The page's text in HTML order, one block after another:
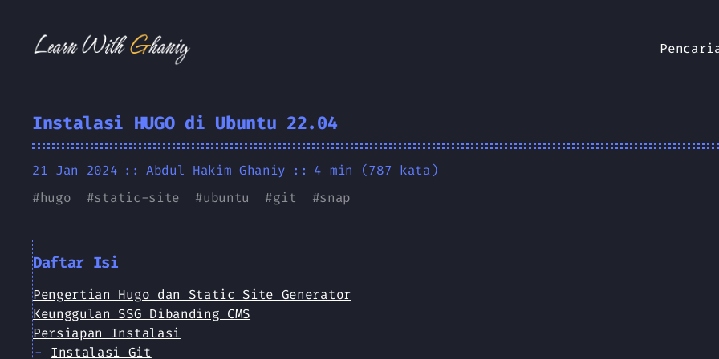
Instalasi HUGO di Ubuntu 22.04
21 Jan 2024 Abdul Hakim Ghaniy
4 min (787 kata)
#hugo #static-site #ubuntu #git #snap
Daftar Isi
Pengertian Hugo dan Static Site Generator
Keunggulan SSG Dibanding CMS
Persiapan Instalasi
Instalasi Git